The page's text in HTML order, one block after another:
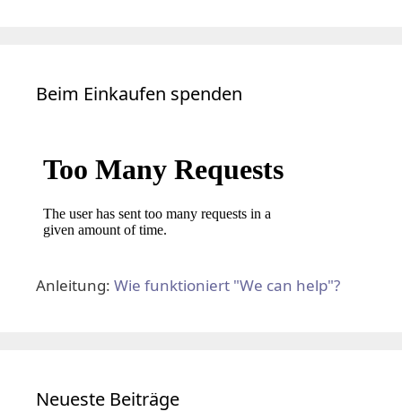
Beim Einkaufen spenden
Anleitung: Wie funktioniert "We can help"?
Neueste Beiträge